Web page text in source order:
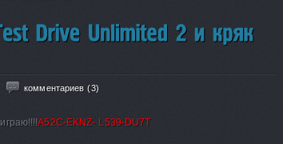
комментариев (3)
A52C-EKNZ- L539-DU7T